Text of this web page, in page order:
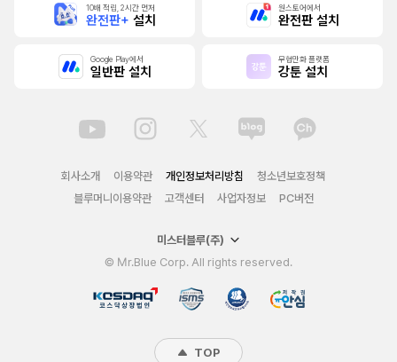
10배 적립, 2시간 먼저
완전판+ 설치
원스토어에서
완전판 설치
Google Play에서
일반판 설치
무협만화 플랫폼
강툰 설치
회사소개 이용약관 개인정보처리방침
청소년보호정책
블루머니이용약관
고객센터 사업자정보 PC버전
미스터블루(주)
© Mr.Blue Corp. All rights reserved.
TOP